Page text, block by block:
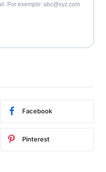
Por exemplo: abc@xyz.com
Facebook
Pinterest